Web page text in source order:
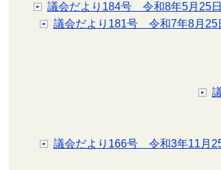
議会だより184号 令和8年5月25日
議会だより181号 令和7年8月25
議会だより166号 令和3年11月